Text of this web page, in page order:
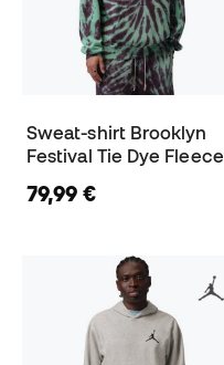
Sweat-shirt Brooklyn
Festival Tie Dye Fleece
79,99 €